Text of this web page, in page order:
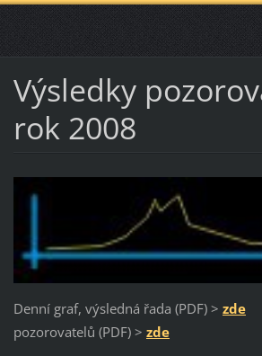
Výsledky
rok 2008
Denní graf, výsledná řada (PDF) > zde
pozorovatelů (PDF) > zde